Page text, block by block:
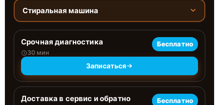
Стиральная машина
Срочная диагностика
30 мин
Бесплатно
Записаться
Доставка в сервис и обратно Бесплатно